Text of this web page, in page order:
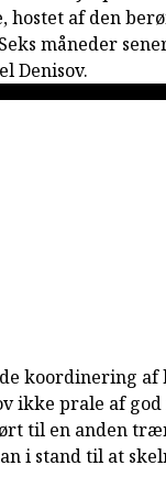
hostet af den
måneder
Denisov.
koordinering af
ikke prale af god
til en anden
i stand til at